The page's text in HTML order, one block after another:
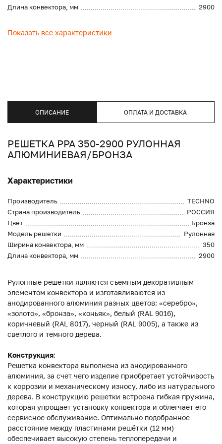
Длина конвектора, мм
2900
Показать все характеристики
ОПИСАНИЕ ОПЛАТА И ДОСТАВКА
РЕШЕТКА PPA 350-2900 РУЛОННАЯ
АЛЮМИНИЕВАЯ/БРОНЗА
Характеристики
Производитель
TECHNO
Страна производитель
РОССИЯ
Цвет
Бронза
Модель решетки
Рулонная
Ширина конвектора, мм
350
Длина конвектора, мм
2900
Рулонные решетки являются съемным декоративным
элементом конвектора и изготавливаются из
анодированного алюминия разных цветов: «серебро»,
«золото», «бронза», «коньяк», белый (RAL 9016),
коричневый (RAL 8017), черный (RAL 9005), а также из
светлого и темного дерева.
Конструкция:
Решетка конвектора выполнена из анодированного
алюминия, за счет чего изделие приобретает устойчивость
к коррозии и механическому износу, либо из натурального
дерева. В конструкцию решетки встроена гибкая пружина,
которая упрощает установку конвектора и облегчает его
сервисное обслуживание. Оптимально подобранное
расстояние между пластинами решётки (12 мм)
обеспечивает высокую степень теплопередачи и